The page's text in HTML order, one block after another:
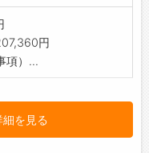
円
項）...
細を見る